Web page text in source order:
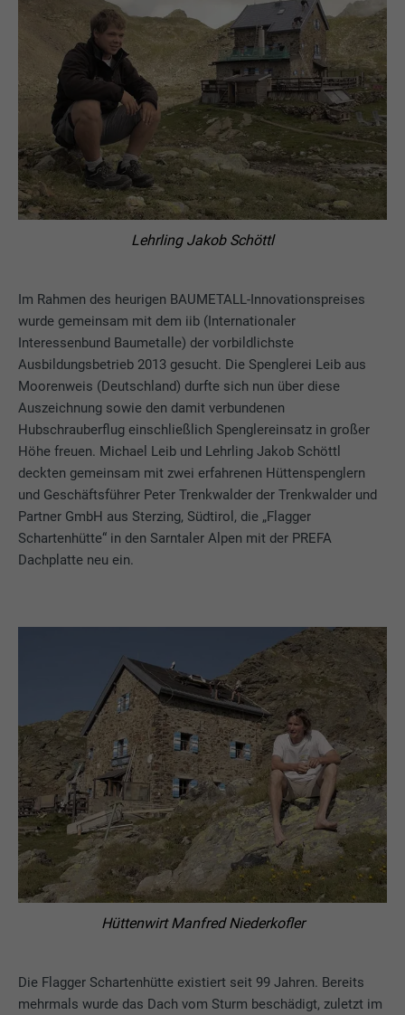
Im Rahmen des heurigen BAUMETALL-Innovationspreises
wurde gemeinsam mit dem iib (Internationaler
Interessenbund Baumetalle) der vorbildlichste
Ausbildungsbetrieb 2013 gesucht. Die Spenglerei Leib aus
Moorenweis (Deutschland) durfte sich nun über diese
Auszeichnung sowie den damit verbundenen
Hubschrauberflug einschließlich Spenglereinsatz in großer
Höhe freuen. Michael Leib und Lehrling Jakob Schöttl
deckten gemeinsam mit zwei erfahrenen Hüttenspenglern
und Geschäftsführer Peter Trenkwalder der Trenkwalder und
Partner GmbH aus Sterzing, Südtirol, die „Flagger
Schartenhütte“ in den Sarntaler Alpen mit der PREFA
Dachplatte neu ein.
Lehrling Jakob Schöttl
Die Flagger Schartenhütte existiert seit 99 Jahren. Bereits
mehrmals wurde das Dach vom Sturm beschädigt, zuletzt im
Hüttenwirt Manfred Niederkofler